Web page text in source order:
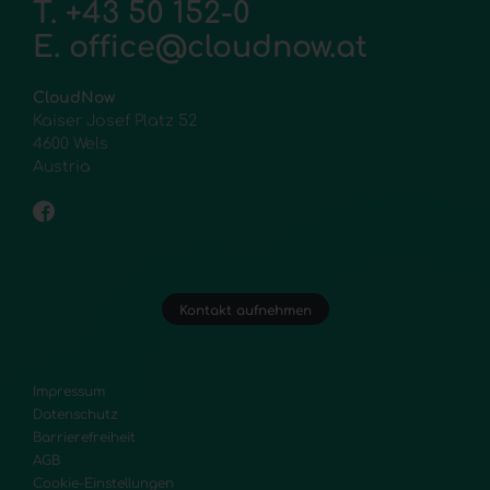
T. +43 50 152-0
E. office@cloudnow.at
CloudNow
Kaiser Josef Platz 52
4600 Wels
Austria
Kontakt aufnehmen
Impressum
Datenschutz
Barrierefreiheit
AGB
Cookie-Einstellungen